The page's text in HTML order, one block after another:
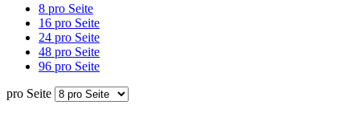
8 pro Seite
16 pro Seite
24 pro Seite
48 pro Seite
96 pro Seite
pro Seite